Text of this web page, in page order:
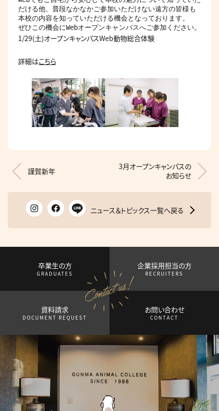
だける他、普段なかなかご参加いただけない遠方の皆様も
本校の内容を知っていただける機会となっております。
ぜひこの機会にWebオープンキャンパスへご参加ください。
1/29(土)オープンキャンパスWeb動物総合体験
詳細はこちら
謹賀新年
3月オープンキャンパスの
お知らせ
ニュース＆トピックス一覧へ戻る
卒業生の方
GRADUATES
企業採用担当の方
RECRUITERS
資料請求
DOCUMENT REQUEST
お問い合わせ
CONTACT